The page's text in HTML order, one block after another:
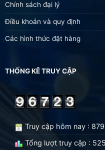
Chính sách đại lý
Điều khoản và quy định
Các hình thức đặt hàng
THỐNG KÊ TRUY CẬP
Truy cập hôm nay : 879
Tổng lượt truy cập :